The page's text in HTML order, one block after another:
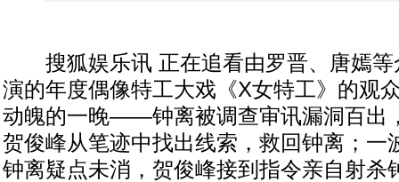
搜狐娱乐讯 正在追看由罗晋、唐嫣等
演的年度偶像特工大戏《X女特工》的观
动魄的一晚——钟离被调查审讯漏洞百出
贺俊峰从笔迹中找出线索，救回钟离；一
钟离疑点未消，贺俊峰接到指令亲自射